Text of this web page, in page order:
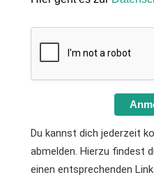
Du kannst dich jederzeit
abmelden. Hierzu findest
einen entsprechenden Link.